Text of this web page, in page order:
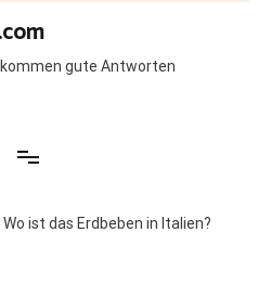
gute Antworten
Wo ist das Erdbeben in Italien?